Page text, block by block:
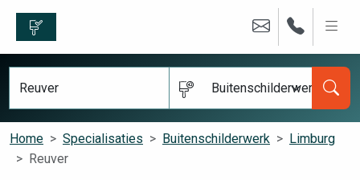
Buitenschilderwerk
Home Specialisaties Buitenschilderwerk
Limburg
Reuver